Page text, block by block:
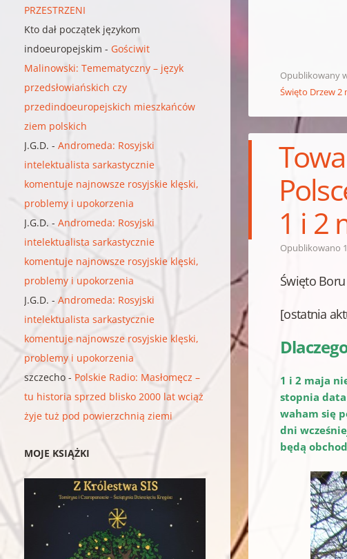
Opublikowany
Święto Drzew 2
1 i 2
Opublikowano
Święto
[ostatnia
1 i 2 maja
stopnia
waham się
dni
będą
PRZESTRZENI
Kto dał początek językom
indoeuropejskim - Gościwit
Malinowski: Temematyczny – język
przedsłowiańskich czy
przedindoeuropejskich mieszkańców
ziem polskich
J.G.D. -Andromeda: Rosyjski
intelektualista sarkastycznie
komentuje najnowsze rosyjskie klęski,
problemy i upokorzenia
J.G.D. -Andromeda: Rosyjski
intelektualista sarkastycznie
komentuje najnowsze rosyjskie klęski,
problemy i upokorzenia
J.G.D. -Andromeda: Rosyjski
intelektualista sarkastycznie
komentuje najnowsze rosyjskie klęski,
problemy i upokorzenia
szczecho - Polskie Radio: Masłomęcz –
tu historia sprzed blisko 2000 lat wciąż
żyje tuż pod powierzchnią ziemi
MOJE KSIĄŻKI